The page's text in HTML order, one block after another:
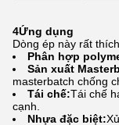
4Ứng dụng
Dòng ép này rất
Phân hợp
Sản xuất
masterbatch chống
Tái chế:Tái chế
cạnh.
Nhựa đặc biệt: